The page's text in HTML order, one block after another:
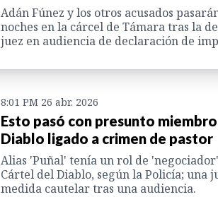
Adán Fúnez y los otros acusados
noches en la cárcel de Támara tras la
juez en audiencia de declaración de
8:01 PM 26 abr. 2026
Esto pasó con presunto
Diablo ligado a crimen de pastor
Alias 'Puñal' tenía un rol de
Cártel del Diablo, según la Policía; una
medida cautelar tras una audiencia.